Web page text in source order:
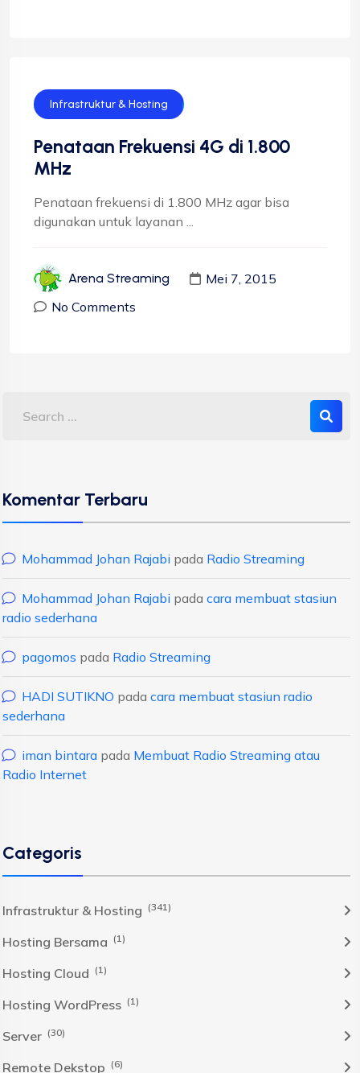
Infrastruktur & Hosting
Penataan Frekuensi 4G di 1.800
MHz
Penataan frekuensi di 1.800 MHz agar bisa
digunakan untuk layanan ...
Arena Streaming
Mei 7, 2015
No Comments
Komentar Terbaru
Mohammad Johan Rajabi pada Radio Streaming
Mohammad Johan Rajabi pada cara membuat stasiun
radio sederhana
pagomos pada Radio Streaming
HADI SUTIKNO pada cara membuat stasiun radio
sederhana
iman bintara pada Membuat Radio Streaming atau
Radio Internet
Categoris
Infrastruktur & Hosting (341)
Hosting Bersama (1)
Hosting Cloud (1)
Hosting WordPress (1)
Server (30)
Remote Dekstop (6)